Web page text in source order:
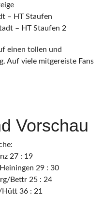
– HT Staufen
– HT Staufen 2
einen tollen und
Auf viele mitgereiste Fans
Vorschau
27 : 19
29 : 30
Bettr 25 : 24
36 : 21